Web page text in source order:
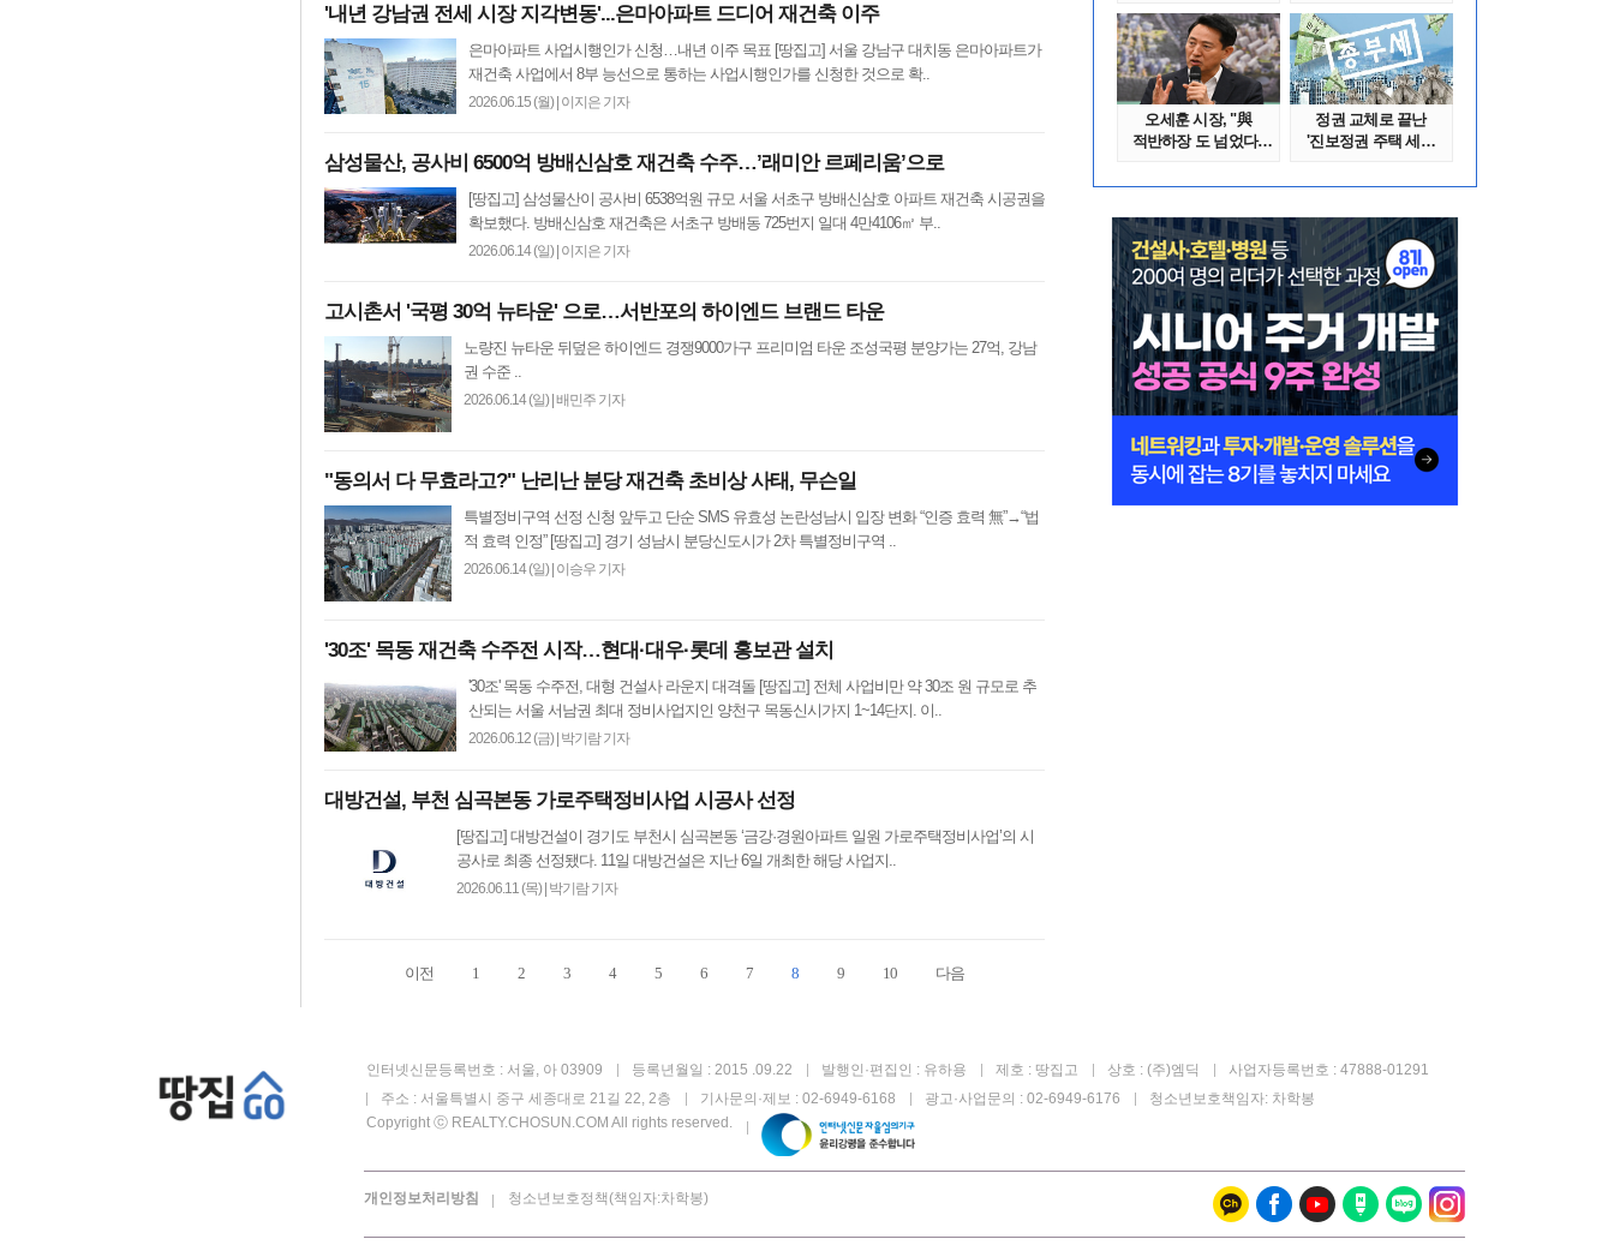
'내년 강남권 전세 시장 지각변동'...은마아파트 드디어 재건축 이주
은마아파트 사업시행인가 신청…내년 이주 목표 [땅집고] 서울 강남구 대치동 은마아파트가
재건축 사업에서 8부 능선으로 통하는 사업시행인가를 신청한 것으로 확..
2026.06.15 (월)| 이지은 기자
삼성물산, 공사비 6500억 방배신삼호 재건축 수주…’래미안 르페리움’으로
[땅집고] 삼성물산이 공사비 6538억원 규모 서울 서초구 방배신삼호 아파트 재건축 시공권을
확보했다. 방배신삼호 재건축은 서초구 방배동 725번지 일대 4만4106㎡ 부..
2026.06.14 (일)| 이지은 기자
고시촌서 '국평 30억 뉴타운' 으로…서반포의 하이엔드 브랜드 타운
노량진 뉴타운 뒤덮은 하이엔드 경쟁9000가구 프리미엄 타운 조성국평 분양가는 27억, 강남
권 수준 ..
2026.06.14 (일)|배민주 기자
"동의서 다 무효라고?" 난리난 분당 재건축 초비상 사태, 무슨일
특별정비구역 선정 신청 앞두고 단순 SMS 유효성 논란성남시 입장 변화 “인증 효력 無”→“법
적 효력 인정” [땅집고] 경기 성남시 분당신도시가 2차 특별정비구역 ..
2026.06.14 (일)| 이승우 기자
'30조' 목동 재건축 수주전 시작…현대·대우·롯데 홍보관 설치
'30조' 목동 수주전, 대형 건설사 라운지 대격돌 [땅집고] 전체 사업비만 약 30조 원 규모로 추
산되는 서울 서남권 최대 정비사업지인 양천구 목동신시가지 1~14단지. 이..
2026.06.12 (금)| 박기람 기자
대방건설, 부천 심곡본동 가로주택정비사업 시공사 선정
[땅집고] 대방건설이 경기도 부천시 심곡본동 ‘금강·경원아파트 일원 가로주택정비사업’의 시
공사로 최종 선정됐다. 11일 대방건설은 지난 6일 개최한 해당 사업지..
2026.06.11 (목)| 박기람 기자
이전 1 2 3 4 5 6 7 8 9 10 다음
오세훈 시장, "與
적반하장 도 넘었다"
정권 교체로 끝난
'진보정권 주택 세금
인터넷신문등록번호 : 서울, 아 03909 등록년월일 : 2015 .09.22 발행인·편집인 : 유하용 제호 : 땅집고 상호 : (주)엠딕
사업자등록번호 : 47888-01291
주소 : 서울특별시 중구 세종대로 21길 22, 2층
기사문의·제보 : 02-6949-6168 광고·사업문의 : 02-6949-6176
청소년보호책임자: 차학봉
Copyright ⓒ REALTY.CHOSUN.COM All rights reserved.
개인정보처리방침 청소년보호정책(책임자:차학봉)